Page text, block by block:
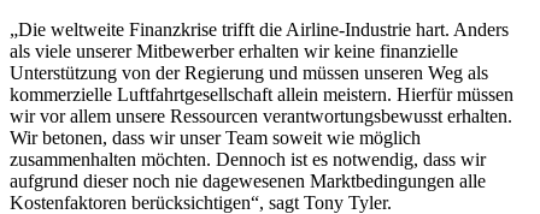
„Die weltweite Finanzkrise trifft die Airline-Industrie hart. Anders
als viele unserer Mitbewerber erhalten wir keine finanzielle
Unterstützung von der Regierung und müssen unseren Weg als
kommerzielle Luftfahrtgesellschaft allein meistern. Hierfür müssen
wir vor allem unsere Ressourcen verantwortungsbewusst erhalten.
Wir betonen, dass wir unser Team soweit wie möglich
zusammenhalten möchten. Dennoch ist es notwendig, dass wir
aufgrund dieser noch nie dagewesenen Marktbedingungen alle
Kostenfaktoren berücksichtigen“, sagt Tony Tyler.